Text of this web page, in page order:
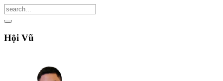
Hội Vũ